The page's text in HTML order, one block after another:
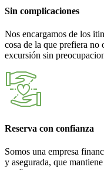
Sin complicaciones
Nos encargamos de los
cosa de la que prefiera no
excursión sin
Reserva con confianza
Somos una empresa
y asegurada, que